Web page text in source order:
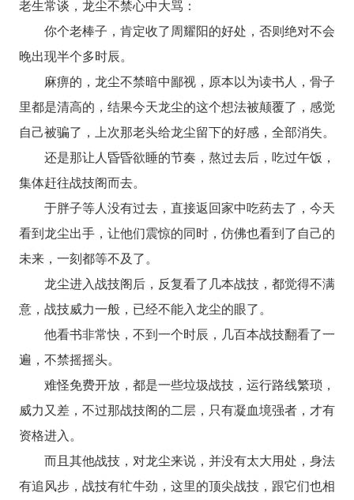
老生常谈，龙尘不禁心中大骂：
你个老棒子，肯定收了周耀阳的好处，否则绝对不会
晚出现半个多时辰。
麻痹的，龙尘不禁暗中鄙视，原本以为读书人，骨子
里都是清高的，结果今天龙尘的这个想法被颠覆了，感觉
自己被骗了，上次那老头给龙尘留下的好感，全部消失。
还是那让人昏昏欲睡的节奏，熬过去后，吃过午饭，
集体赶往战技阁而去。
于胖子等人没有过去，直接返回家中吃药去了，今天
看到龙尘出手，让他们震惊的同时，仿佛也看到了自己的
未来，一刻都等不及了。
龙尘进入战技阁后，反复看了几本战技，都觉得不满
意，战技威力一般，已经不能入龙尘的眼了。
他看书非常快，不到一个时辰，几百本战技翻看了一
遍，不禁摇摇头。
难怪免费开放，都是一些垃圾战技，运行路线繁琐，
威力又差，不过那战技阁的二层，只有凝血境强者，才有
资格进入。
而且其他战技，对龙尘来说，并没有太大用处，身法
有追风步，战技有牤牛劲，这里的顶尖战技，跟它们也相